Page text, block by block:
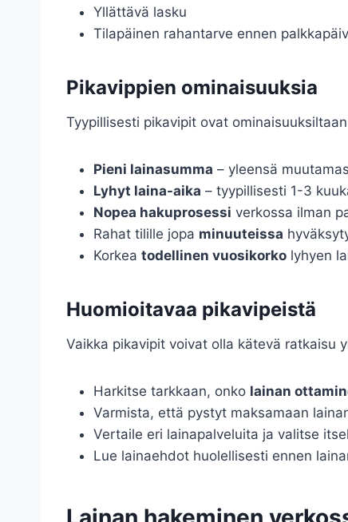
Yllättävä lasku
Tilapäinen rahantarve ennen
Pikavippien ominaisuuksia
Tyypillisesti pikavipit ovat
Pieni lainasumma – yleensä
Lyhyt laina-aika – tyypillisesti 1-3
Nopea hakuprosessi verkossa ilman
Rahat tilille jopa minuuteissa
Korkea todellinen vuosikorko lyhyen
Huomioitavaa pikavipeistä
Vaikka pikavipit voivat olla kätevä ratkaisu
Harkitse tarkkaan, onko lainan
Varmista, että pystyt maksamaan
Vertaile eri lainapalveluita ja valitse
Lue lainaehdot huolellisesti ennen